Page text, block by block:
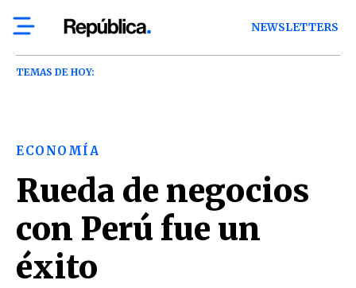
NEWSLETTERS
TEMAS DE HOY:
ECONOMÍA
Rueda de negocios
con Perú fue un
éxito